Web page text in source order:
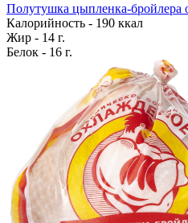
Полутушка цыпленка-бройлера
Калорийность - 190 ккал
Жир - 14 г.
Белок - 16 г.